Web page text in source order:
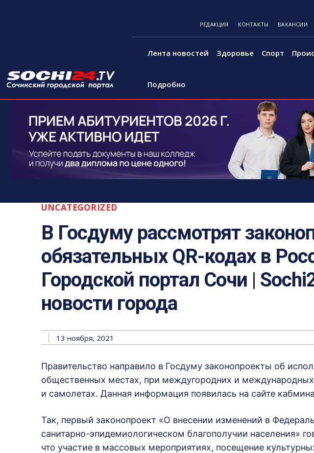
РЕДАКЦИЯ КОНТАКТЫ ВАКАНСИИ
Лента новостей Здоровье Спорт
Подробно
UNCATEGORIZED
В Госдуму рассмотрят
обязательных QR-кодах в
Городской портал Сочи |
новости города
13 ноября, 2021
Правительство направило в Госдуму законопроекты об
общественных местах, при междугородних и международных
и самолетах. Данная информация появилась на сайте
Так, первый законопроект «О внесении изменений в
санитарно-эпидемиологическом благополучии населения»
что участие в массовых мероприятиях, посещение